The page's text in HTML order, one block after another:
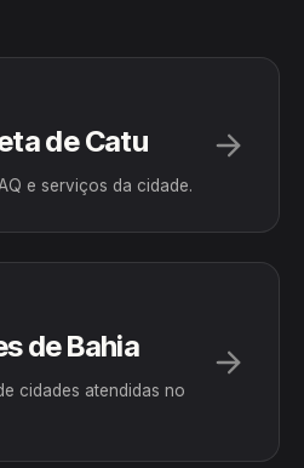
de Catu
e serviços da cidade.
de Bahia
cidades atendidas no